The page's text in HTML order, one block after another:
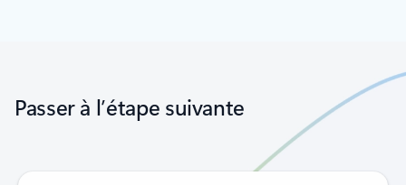
Passer à l’étape suivante